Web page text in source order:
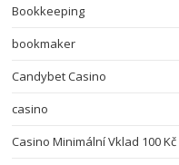
Bookkeeping
bookmaker
Candybet Casino
casino
Casino Minimální Vklad 100 Kč